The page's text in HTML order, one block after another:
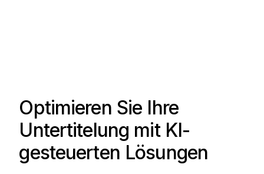
Optimieren Sie Ihre
Untertitelung mit KI-
gesteuerten Lösungen